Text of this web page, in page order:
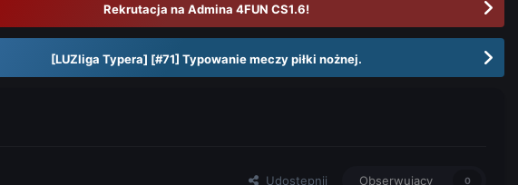
Rekrutacja na Admina 4FUN CS1.6!
[LUZliga Typera] [#71] Typowanie meczy piłki nożnej.
Udostępnij Obserwujący 0